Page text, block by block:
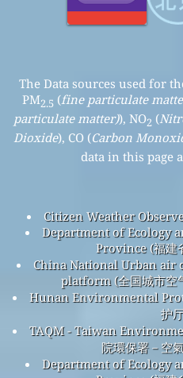
The Data sources used for
PM2.5 (fine particulate
particulate matter)), NO2 (
Dioxide), CO (Carbon
data in this page
Citizen Weather
Department of Ecology
Province (福建
China National Urban
platform (全国城市空
Hunan Environmental
护
TAQM - Taiwan
院環保署－空
Department of Ecology